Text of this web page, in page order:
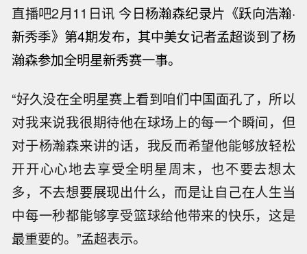
直播吧2月11日讯 今日杨瀚森纪录片《跃向浩瀚·
新秀季》第4期发布，其中美女记者孟超谈到了杨
瀚森参加全明星新秀赛一事。
“好久没在全明星赛上看到咱们中国面孔了，所以
对我来说我很期待他在球场上的每一个瞬间，但
对于杨瀚森来讲的话，我反而希望他能够放轻松
开开心心地去享受全明星周末，也不要去想太
多，不去想要展现出什么，而是让自己在人生当
中每一秒都能够享受篮球给他带来的快乐，这是
最重要的。”孟超表示。